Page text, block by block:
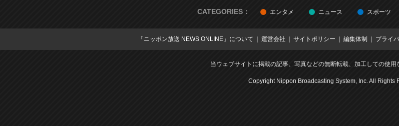
CATEGORIES： エンタメ ニュース スポーツ
「ニッポン放送 NEWS ONLINE」について 運営会社 サイトポリシー 編集体制 プライ
当ウェブサイトに掲載の記事、写真などの無断転載、加工しての使用
Copyright Nippon Broadcasting System, Inc. All Rights